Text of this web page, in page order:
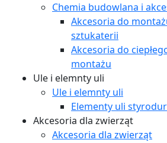
Chemia budowlana i
Akcesoria do
sztukaterii
Akcesoria do
montażu
Ule i elemnty uli
Ule i elemnty uli
Elementy uli
Akcesoria dla zwierząt
Akcesoria dla zwierząt